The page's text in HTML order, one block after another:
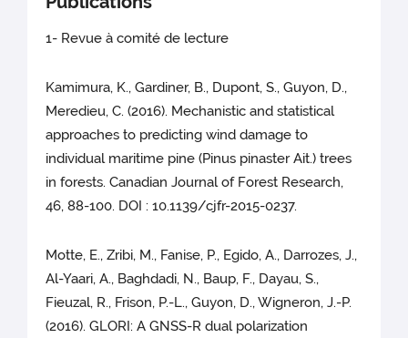
1- Revue à comité de lecture
Kamimura, K., Gardiner, B., Dupont, S., Guyon, D.,
Meredieu, C. (2016). Mechanistic and statistical
approaches to predicting wind damage to
individual maritime pine (Pinus pinaster Ait.) trees
in forests. Canadian Journal of Forest Research,
46, 88-100. DOI : 10.1139/cjfr-2015-0237.
Motte, E., Zribi, M., Fanise, P., Egido, A., Darrozes, J.,
Al-Yaari, A., Baghdadi, N., Baup, F., Dayau, S.,
Fieuzal, R., Frison, P.-L., Guyon, D., Wigneron, J.-P.
(2016). GLORI: A GNSS-R dual polarization